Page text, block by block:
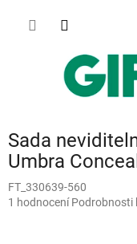
Sada
Umbra
FT_330639-560
Průměrné
1 hodnocení Podrobnosti